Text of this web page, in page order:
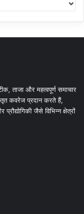
ताजा और महत्वपूर्ण समाचार
कवरेज प्रदान करते हैं,
जैसे विभिन्न क्षेत्रों